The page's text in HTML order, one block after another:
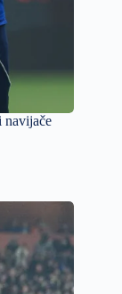
navijače